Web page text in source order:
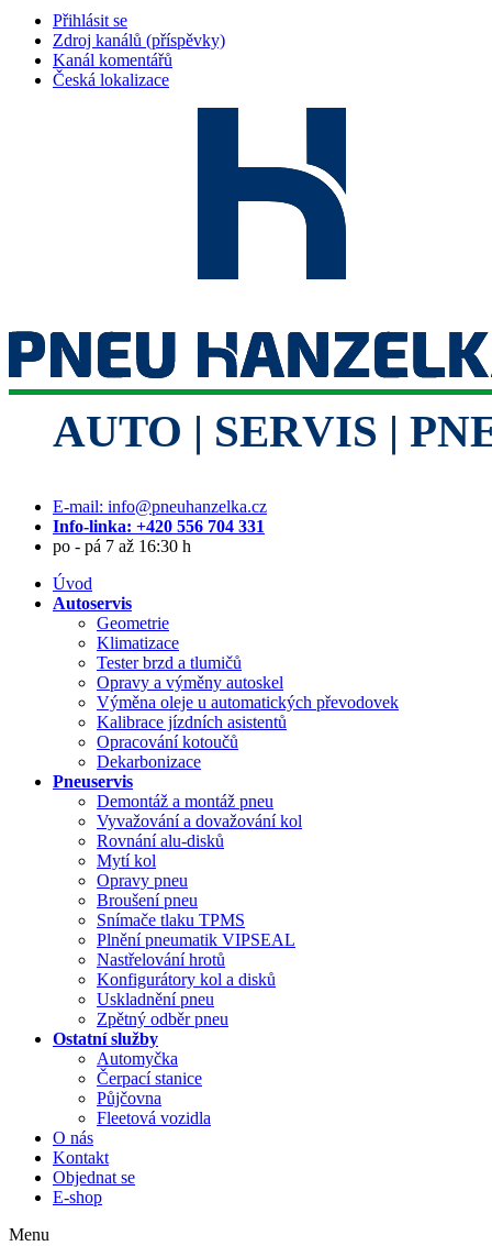
Přihlásit se
Zdroj kanálů (příspěvky)
Kanál komentářů
Česká lokalizace
E-mail: info@pneuhanzelka.cz
Info-linka: +420 556 704 331
po - pá 7 až 16:30 h
Úvod
Autoservis
Geometrie
Klimatizace
Tester brzd a tlumičů
Opravy a výměny autoskel
Výměna oleje u automatických převodovek
Kalibrace jízdních asistentů
Opracování kotoučů
Dekarbonizace
Pneuservis
Demontáž a montáž pneu
Vyvažování a dovažování kol
Rovnání alu-disků
Mytí kol
Opravy pneu
Broušení pneu
Snímače tlaku TPMS
Plnění pneumatik VIPSEAL
Nastřelování hrotů
Konfigurátory kol a disků
Uskladnění pneu
Zpětný odběr pneu
Ostatní služby
Automyčka
Čerpací stanice
Půjčovna
Fleetová vozidla
O nás
Kontakt
Objednat se
E-shop
Menu